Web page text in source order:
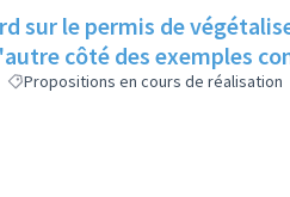
sur le permis de
côté des exemples
Propositions en cours de réalisation